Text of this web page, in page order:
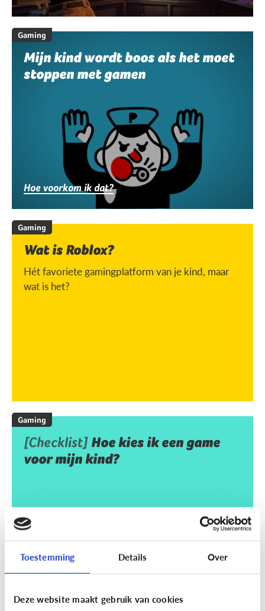
Toestemming Details Over
Deze website maakt gebruik van cookies
Gaming
Mijn kind wordt boos als het moet
stoppen met gamen
Hoe voorkom ik dat?
Gaming
Wat is Roblox?
Hét favoriete gamingplatform van je kind, maar
wat is het?
Gaming
[Checklist] Hoe kies ik een game
voor mijn kind?